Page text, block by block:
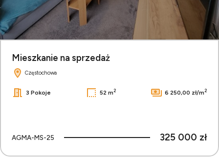
Mieszkanie na sprzedaż
Częstochowa
3 Pokoje 52 m2 6 250,00 zł/m2
AGMA-MS-25 325 000 zł